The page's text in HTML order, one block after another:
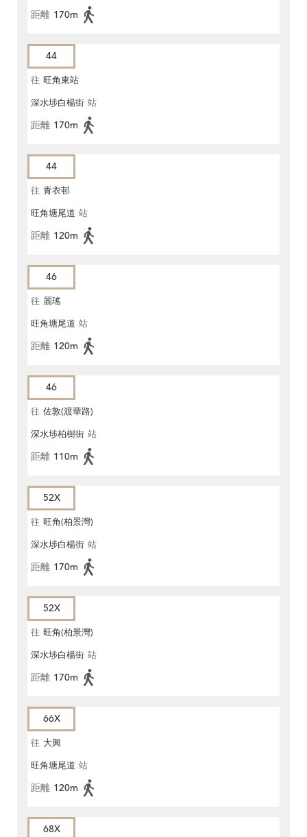
距離 170m
44
往 旺角東站
深水埗白楊街 站
距離 170m
44
往 青衣邨
旺角塘尾道 站
距離 120m
46
往 麗瑤
旺角塘尾道 站
距離 120m
46
往 佐敦(渡華路)
深水埗柏樹街 站
距離 110m
52X
往 旺角(柏景灣)
深水埗白楊街 站
距離 170m
52X
往 旺角(柏景灣)
深水埗白楊街 站
距離 170m
66X
往 大興
旺角塘尾道 站
距離 120m
68X